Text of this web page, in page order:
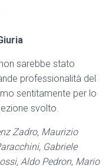
sarebbe stato
professionalità del
sentitamente per lo
svolto.
Zadro, Maurizio
Gabriele
Aldo Pedron, Mario